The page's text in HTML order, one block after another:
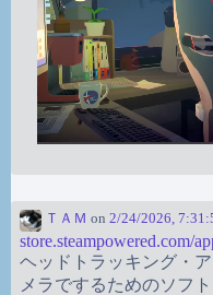
ＴＡＭ on 2/24/2026,
store.steampowered.com/
ヘッドトラッキング・
メラでするためのソフ